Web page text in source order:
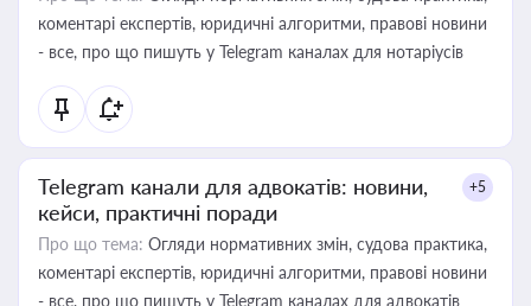
коментарі експертів, юридичні алгоритми, правові новини
- все, про що пишуть у Telegram каналах для нотаріусів
Telegram канали для адвокатів: новини,
кейси, практичні поради
+5
Про що тема: Огляди нормативних змін, судова практика,
коментарі експертів, юридичні алгоритми, правові новини
- все, про що пишуть у Telegram каналах для адвокатів